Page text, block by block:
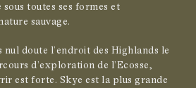
toutes ses formes et
sauvage.
nul doute l’endroit des Highlands le
d’exploration de l’Ecosse,
est forte. Skye est la plus grande